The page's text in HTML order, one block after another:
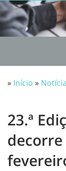
» Início »
23.ª